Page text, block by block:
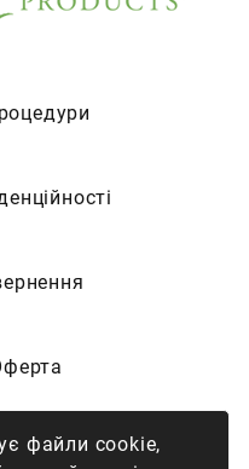
файли cookie,
продажів